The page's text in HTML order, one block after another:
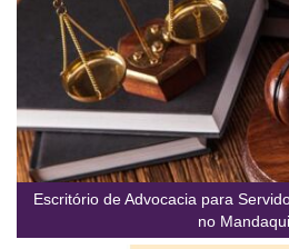
Escritório de Advocacia para
no Mandaqui